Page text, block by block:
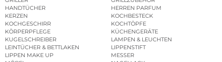
HANDTÜCHER
HERREN PARFUM
KERZEN
KOCHBESTECK
KOCHGESCHIRR
KOCHTÖPFE
KÖRPERPFLEGE
KÜCHENGERÄTE
KUGELSCHREIBER
LAMPEN & LEUCHTEN
LEINTÜCHER & BETTLAKEN
LIPPENSTIFT
LIPPEN MAKE UP
MESSER